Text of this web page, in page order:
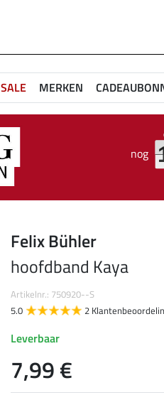
SALE MERKEN
nog
Felix Bühler
hoofdband Kaya
Artikelnr.: 750920--S
5.0
2
Leverbaar
7,99 €